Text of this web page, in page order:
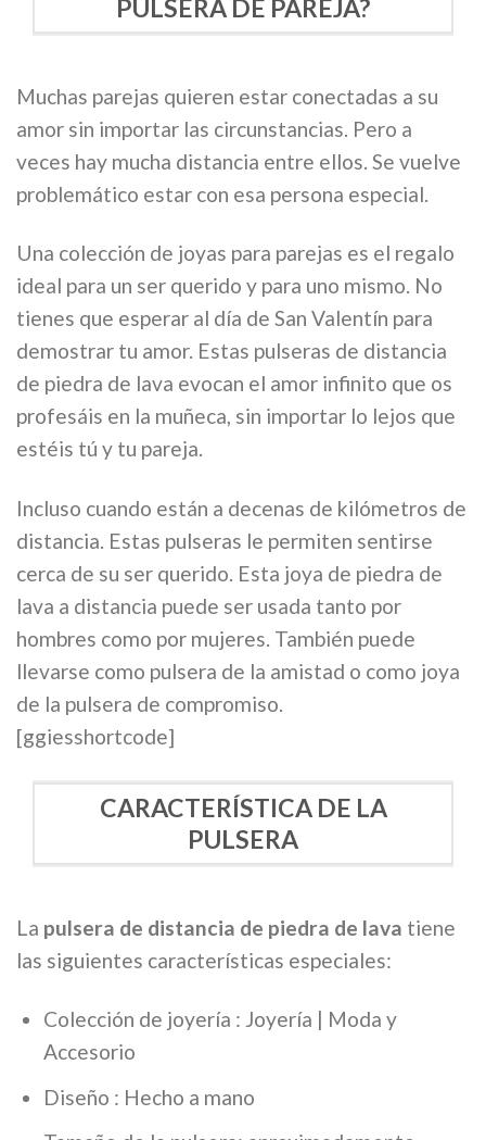
PULSERA DE PAREJA?
Muchas parejas quieren estar conectadas a su
amor sin importar las circunstancias. Pero a
veces hay mucha distancia entre ellos. Se vuelve
problemático estar con esa persona especial.
Una colección de joyas para parejas es el regalo
ideal para un ser querido y para uno mismo. No
tienes que esperar al día de San Valentín para
demostrar tu amor. Estas pulseras de distancia
de piedra de lava evocan el amor infinito que os
profesáis en la muñeca, sin importar lo lejos que
estéis tú y tu pareja.
Incluso cuando están a decenas de kilómetros de
distancia. Estas pulseras le permiten sentirse
cerca de su ser querido. Esta joya de piedra de
lava a distancia puede ser usada tanto por
hombres como por mujeres. También puede
llevarse como pulsera de la amistad o como joya
de la pulsera de compromiso.
[ggiesshortcode]
CARACTERÍSTICA DE LA
PULSERA
La pulsera de distancia de piedra de lava tiene
las siguientes características especiales:
Colección de joyería : Joyería | Moda y
Accesorio
Diseño : Hecho a mano